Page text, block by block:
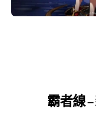
霸者線